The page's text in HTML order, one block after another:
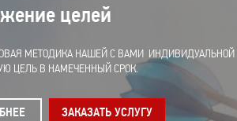
целей
МЕТОДИКА НАШЕЙ С ВАМИ ИНДИВИДУАЛЬНОЙ
ЦЕЛЬ В НАМЕЧЕННЫЙ СРОК.
ЗАКАЗАТЬ УСЛУГУ